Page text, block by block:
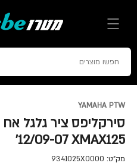
YAMAHA PTW
12/09-07 XMAX125'
מק"ט: 9341025X0000